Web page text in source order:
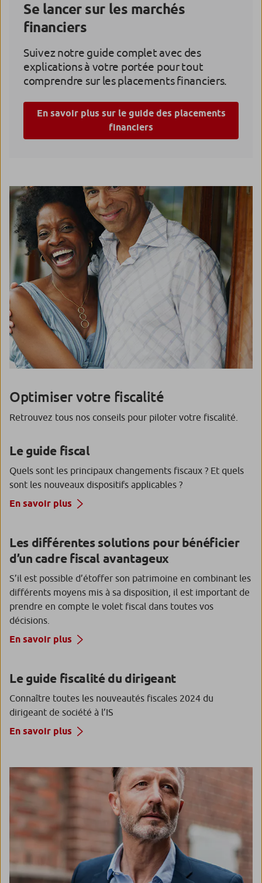
Se lancer sur les marchés
financiers
Suivez notre guide complet avec des
explications à votre portée pour tout
comprendre sur les placements financiers.
En savoir plus sur le guide des placements
financiers
Optimiser votre fiscalité
Retrouvez tous nos conseils pour piloter votre fiscalité.
Le guide fiscal
Quels sont les principaux changements fiscaux ? Et quels
sont les nouveaux dispositifs applicables ?
En savoir plus
Les différentes solutions pour bénéficier
d’un cadre fiscal avantageux
S’il est possible d’étoffer son patrimoine en combinant les
différents moyens mis à sa disposition, il est important de
prendre en compte le volet fiscal dans toutes vos
décisions.
En savoir plus
Le guide fiscalité du dirigeant
Connaître toutes les nouveautés fiscales 2024 du
dirigeant de société à l’IS
En savoir plus